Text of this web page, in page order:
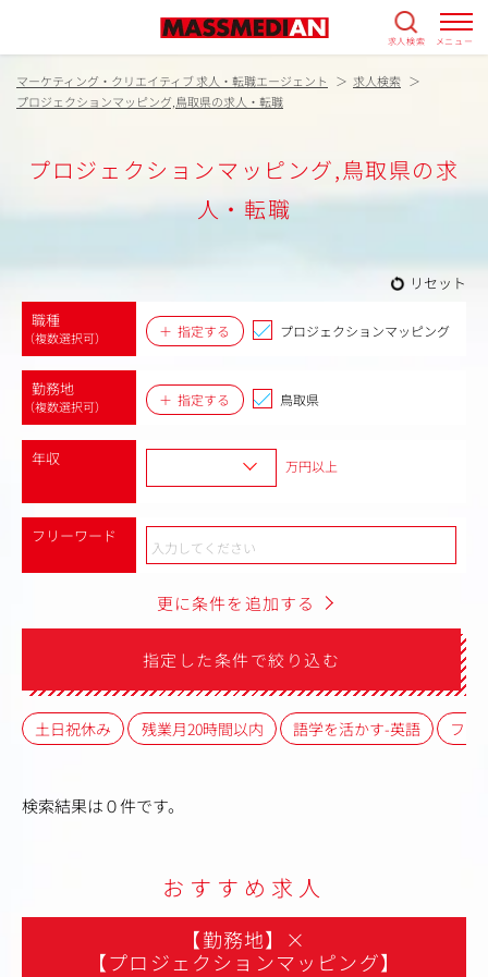
求人検索 メニュー
マーケティング・クリエイティブ 求人・転職エージェント
求人検索
プロジェクションマッピング,鳥取県の求人・転職
プロジェクションマッピング,鳥取県の求
人・転職
リセット
職種
（複数選択可） 指定する プロジェクションマッピング
勤務地
（複数選択可） 指定する 鳥取県
年収 万円以上
フリーワード
更に条件を追加する
指定した条件で絞り込む
土日祝休み 残業月20時間以内 語学を活かす-英語 フレ
検索結果は０件です。
おすすめ求人
【勤務地】
×
【プロジェクションマッピング】